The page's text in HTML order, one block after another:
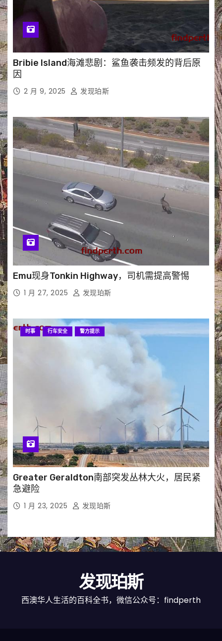
Bribie Island海滩悲剧：鲨鱼袭击频发的背后原
因
2 月 9, 2025 发现珀斯
Emu现身Tonkin Highway，司机需提高警惕
1 月 27, 2025 发现珀斯
时事 行车安全 警方提示
Greater Geraldton南部突发丛林大火，居民紧
急避险
1 月 23, 2025 发现珀斯
发现珀斯
西澳华人生活的百科全书，微信公众号：findperth